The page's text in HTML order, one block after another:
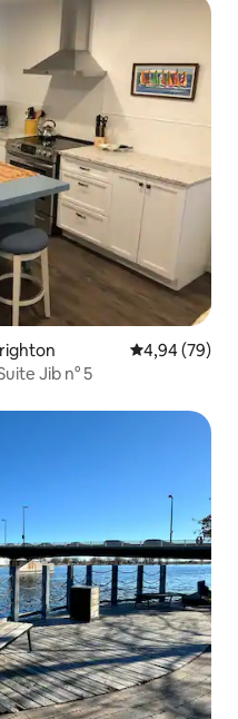
appréciés
Évaluation
4,94 (79)
Jib n° 5
appréciés